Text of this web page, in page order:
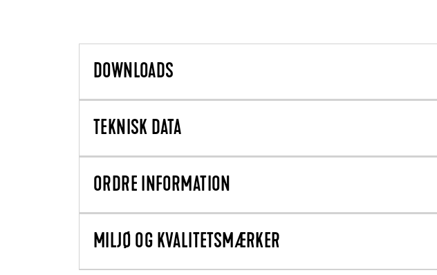
DOWNLOADS
TEKNISK DATA
ORDRE INFORMATION
MILJØ OG KVALITETSMÆRKER